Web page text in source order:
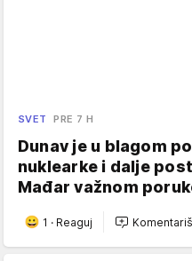
SVET PRE 7 H
Dunav je u blagom
nuklearke i dalje
Mađar važnom
1 · Reaguj